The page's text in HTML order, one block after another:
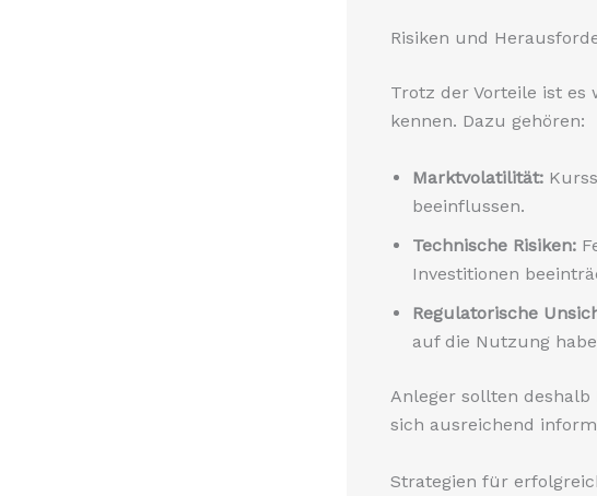
Risiken und
Trotz der Vorteile ist es
kennen. Dazu gehören:
Marktvolatilität:
beeinflussen.
Technische Risiken:
Investitionen
Regulatorische
auf die Nutzung
Anleger sollten
sich ausreichend
Strategien für